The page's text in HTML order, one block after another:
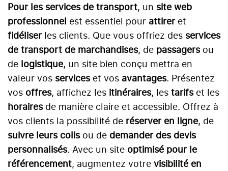
Pour les services de transport, un site web
professionnel est essentiel pour attireret
fidéliserles clients. Que vous offriez des services
de transport de marchandises, de passagersou
de logistique, un site bien conçu mettra en
valeur vos serviceset vos avantages. Présentez
vos offres, affichez les itinéraires, les tarifset les
horairesde manière claire et accessible. Offrez à
vos clients la possibilité de réserver en ligne, de
suivre leurs colisou de demander des devis
personnalisés. Avec un site optimisé pour le
référencement, augmentez votre visibilité en